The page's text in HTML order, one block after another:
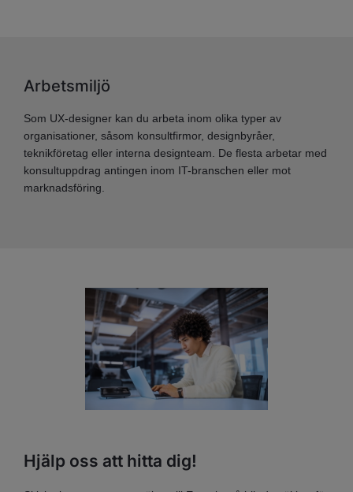
Arbetsmiljö
Som UX-designer kan du arbeta inom olika typer av
organisationer, såsom konsultfirmor, designbyråer,
teknikföretag eller interna designteam. De flesta arbetar med
konsultuppdrag antingen inom IT-branschen eller mot
marknadsföring.
Hjälp oss att hitta dig!